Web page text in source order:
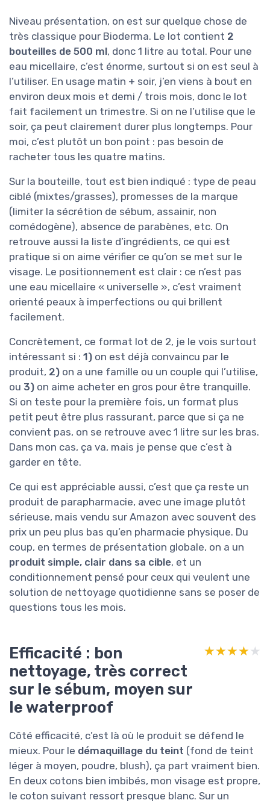
Niveau présentation, on est sur quelque chose de
très classique pour Bioderma. Le lot contient 2
bouteilles de 500 ml, donc 1 litre au total. Pour une
eau micellaire, c’est énorme, surtout si on est seul à
l’utiliser. En usage matin + soir, j’en viens à bout en
environ deux mois et demi / trois mois, donc le lot
fait facilement un trimestre. Si on ne l’utilise que le
soir, ça peut clairement durer plus longtemps. Pour
moi, c’est plutôt un bon point : pas besoin de
racheter tous les quatre matins.
Sur la bouteille, tout est bien indiqué : type de peau
ciblé (mixtes/grasses), promesses de la marque
(limiter la sécrétion de sébum, assainir, non
comédogène), absence de parabènes, etc. On
retrouve aussi la liste d’ingrédients, ce qui est
pratique si on aime vérifier ce qu’on se met sur le
visage. Le positionnement est clair : ce n’est pas
une eau micellaire « universelle », c’est vraiment
orienté peaux à imperfections ou qui brillent
facilement.
Concrètement, ce format lot de 2, je le vois surtout
intéressant si : 1) on est déjà convaincu par le
produit, 2) on a une famille ou un couple qui l’utilise,
ou 3) on aime acheter en gros pour être tranquille.
Si on teste pour la première fois, un format plus
petit peut être plus rassurant, parce que si ça ne
convient pas, on se retrouve avec 1 litre sur les bras.
Dans mon cas, ça va, mais je pense que c’est à
garder en tête.
Ce qui est appréciable aussi, c’est que ça reste un
produit de parapharmacie, avec une image plutôt
sérieuse, mais vendu sur Amazon avec souvent des
prix un peu plus bas qu’en pharmacie physique. Du
coup, en termes de présentation globale, on a un
produit simple, clair dans sa cible, et un
conditionnement pensé pour ceux qui veulent une
solution de nettoyage quotidienne sans se poser de
questions tous les mois.
Efficacité : bon
nettoyage, très correct
sur le sébum, moyen sur
le waterproof
★★★★★
★★★★★
Côté efficacité, c’est là où le produit se défend le
mieux. Pour le démaquillage du teint (fond de teint
léger à moyen, poudre, blush), ça part vraiment bien.
En deux cotons bien imbibés, mon visage est propre,
le coton suivant ressort presque blanc. Sur un